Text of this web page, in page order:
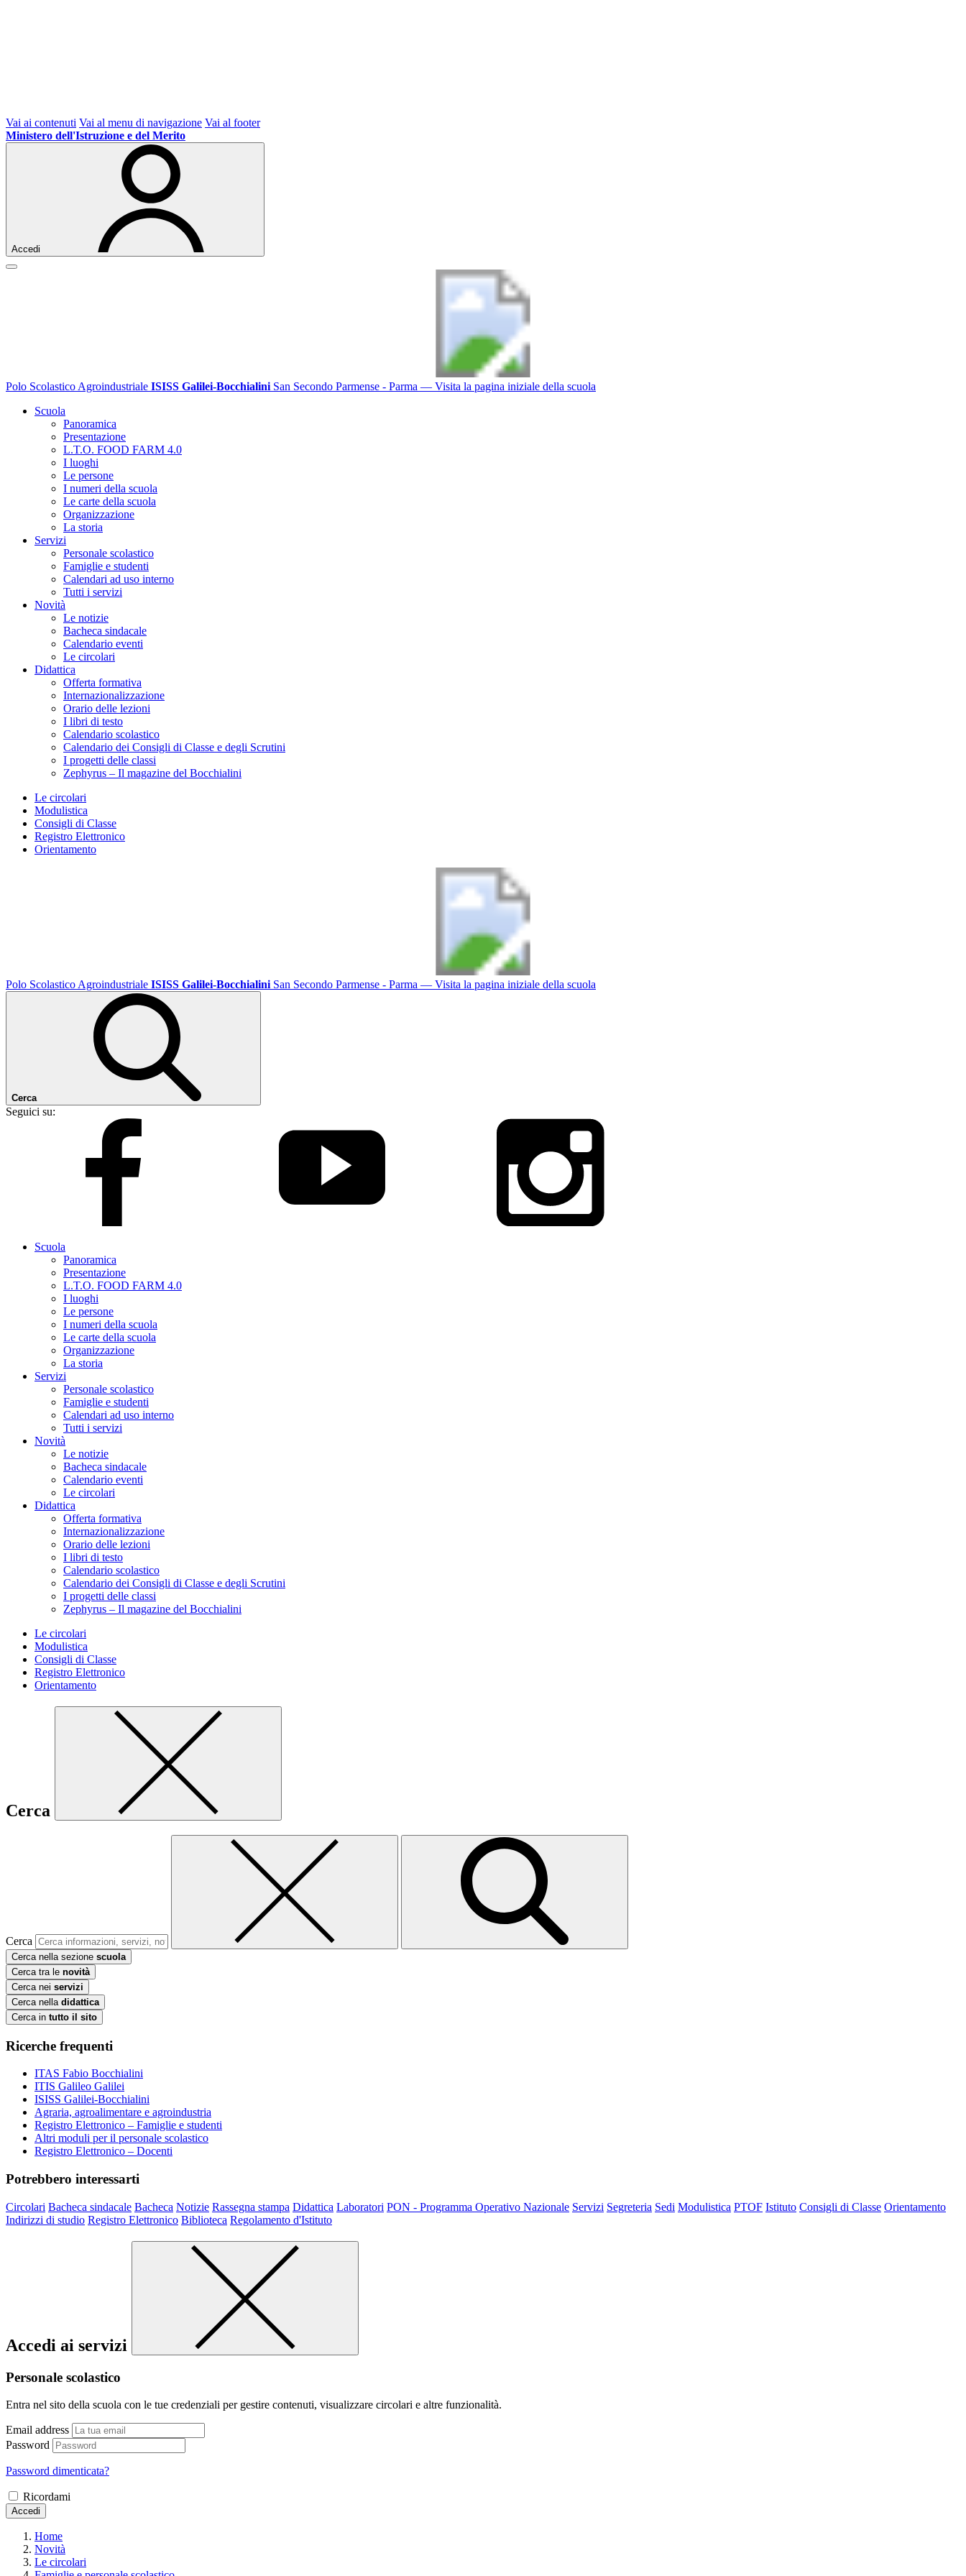
Vai ai contenuti Vai al menu di navigazione Vai al footer
Ministero dell'Istruzione e del Merito
Accedi
Polo Scolastico Agroindustriale ISISS Galilei-Bocchialini San Secondo Parmense - Parma — Visita la pagina iniziale della scuola
Scuola
Panoramica
Presentazione
L.T.O. FOOD FARM 4.0
I luoghi
Le persone
I numeri della scuola
Le carte della scuola
Organizzazione
La storia
Servizi
Personale scolastico
Famiglie e studenti
Calendari ad uso interno
Tutti i servizi
Novità
Le notizie
Bacheca sindacale
Calendario eventi
Le circolari
Didattica
Offerta formativa
Internazionalizzazione
Orario delle lezioni
I libri di testo
Calendario scolastico
Calendario dei Consigli di Classe e degli Scrutini
I progetti delle classi
Zephyrus – Il magazine del Bocchialini
Le circolari
Modulistica
Consigli di Classe
Registro Elettronico
Orientamento
Polo Scolastico Agroindustriale ISISS Galilei-Bocchialini San Secondo Parmense - Parma — Visita la pagina iniziale della scuola
Cerca
Seguici su:
Scuola
Panoramica
Presentazione
L.T.O. FOOD FARM 4.0
I luoghi
Le persone
I numeri della scuola
Le carte della scuola
Organizzazione
La storia
Servizi
Personale scolastico
Famiglie e studenti
Calendari ad uso interno
Tutti i servizi
Novità
Le notizie
Bacheca sindacale
Calendario eventi
Le circolari
Didattica
Offerta formativa
Internazionalizzazione
Orario delle lezioni
I libri di testo
Calendario scolastico
Calendario dei Consigli di Classe e degli Scrutini
I progetti delle classi
Zephyrus – Il magazine del Bocchialini
Le circolari
Modulistica
Consigli di Classe
Registro Elettronico
Orientamento
Cerca
Cerca
Cerca nella sezione scuola
Cerca tra le novità
Cerca nei servizi
Cerca nella didattica
Cerca in tutto il sito
Ricerche frequenti
ITAS Fabio Bocchialini
ITIS Galileo Galilei
ISISS Galilei-Bocchialini
Agraria, agroalimentare e agroindustria
Registro Elettronico – Famiglie e studenti
Altri moduli per il personale scolastico
Registro Elettronico – Docenti
Potrebbero interessarti
Circolari Bacheca sindacale Bacheca Notizie Rassegna stampa Didattica Laboratori PON - Programma Operativo Nazionale Servizi Segreteria Sedi Modulistica PTOF Istituto Consigli di Classe Orientamento
Indirizzi di studio Registro Elettronico Biblioteca Regolamento d'Istituto
Accedi ai servizi
Personale scolastico
Entra nel sito della scuola con le tue credenziali per gestire contenuti, visualizzare circolari e altre funzionalità.
Email address
Password
Password dimenticata?
Ricordami
Accedi
Home
Novità
Le circolari